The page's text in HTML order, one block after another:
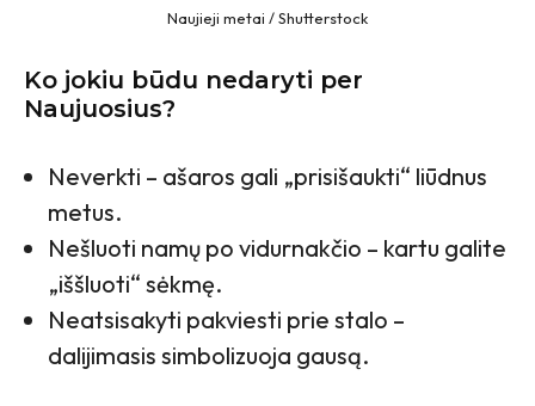
Naujieji metai / Shutterstock
Ko jokiu būdu nedaryti per
Naujuosius?
Neverkti – ašaros gali „prisišaukti“ liūdnus
metus.
Nešluoti namų po vidurnakčio – kartu galite
„iššluoti“ sėkmę.
Neatsisakyti pakviesti prie stalo –
dalijimasis simbolizuoja gausą.